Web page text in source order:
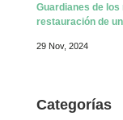
Guardianes de
restauración de
29 Nov, 2024
Categorías